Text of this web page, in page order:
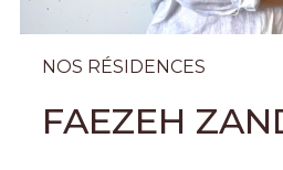
NOS RÉSIDENCES
FAEZEH